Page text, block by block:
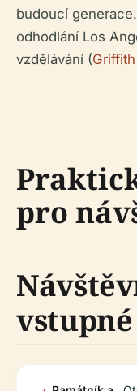
budoucí
odhodlání Los
vzdělávání (
pro
vstupné